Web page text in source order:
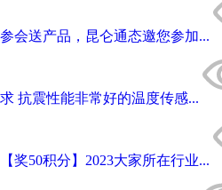
参会送产品，昆仑通态邀您参加...
求 抗震性能非常好的温度传感...
【奖50积分】2023大家所在行业...